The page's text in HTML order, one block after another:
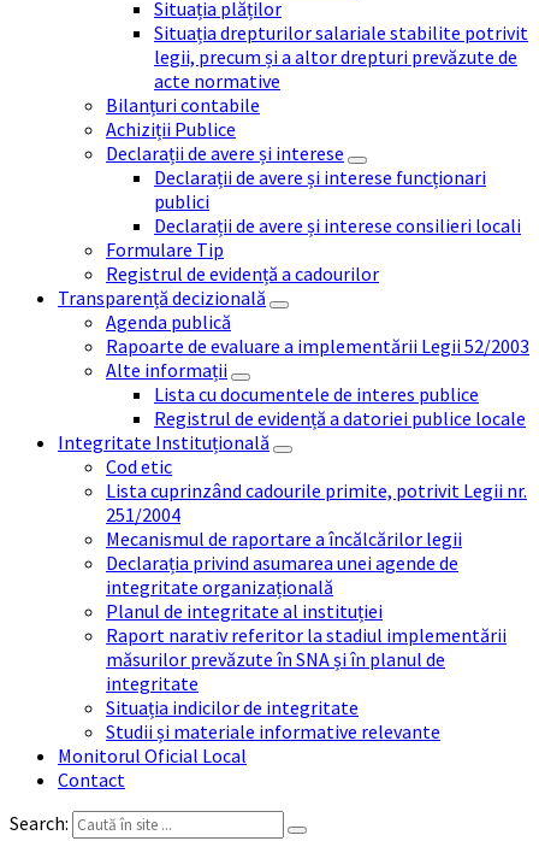
Situația plăților
Situația drepturilor salariale stabilite potrivit
legii, precum și a altor drepturi prevăzute de
acte normative
Bilanțuri contabile
Achiziții Publice
Declarații de avere și interese
Declarații de avere și interese funcționari
publici
Declarații de avere și interese consilieri locali
Formulare Tip
Registrul de evidență a cadourilor
Transparență decizională
Agenda publică
Rapoarte de evaluare a implementării Legii 52/2003
Alte informații
Lista cu documentele de interes publice
Registrul de evidență a datoriei publice locale
Integritate Instituțională
Cod etic
Lista cuprinzând cadourile primite, potrivit Legii nr.
251/2004
Mecanismul de raportare a încălcărilor legii
Declarația privind asumarea unei agende de
integritate organizațională
Planul de integritate al instituției
Raport narativ referitor la stadiul implementării
măsurilor prevăzute în SNA și în planul de
integritate
Situația indicilor de integritate
Studii și materiale informative relevante
Monitorul Oficial Local
Contact
Search: